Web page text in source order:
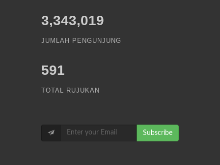
3,343,019
JUMLAH PENGUNJUNG
591
TOTAL RUJUKAN
Subscribe